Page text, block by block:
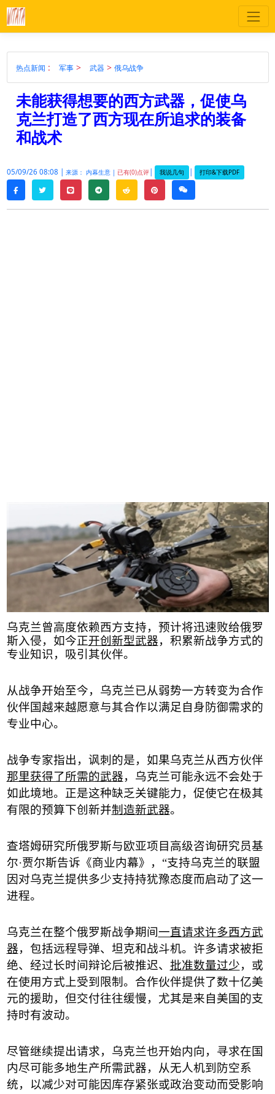
热点新闻 : 军事> 武器 > 俄乌战争
未能获得想要的西方武器，促使乌
克兰打造了西方现在所追求的装备
和战术
05/09/26 08:08 | 来源： 内幕生意 | 已有(0)点评| 我说几句 | 打印&下载PDF
facebooktwitterline telegramreddit pinterestweixin
乌克兰曾高度依赖西方支持，预计将迅速败给俄罗
斯入侵，如今正开创新型武器，积累新战争方式的
专业知识，吸引其伙伴。
从战争开始至今，乌克兰已从弱势一方转变为合作
伙伴国越来越愿意与其合作以满足自身防御需求的
专业中心。
战争专家指出，讽刺的是，如果乌克兰从西方伙伴
那里获得了所需的武器，乌克兰可能永远不会处于
如此境地。正是这种缺乏关键能力，促使它在极其
有限的预算下创新并制造新武器。
查塔姆研究所俄罗斯与欧亚项目高级咨询研究员基
尔·贾尔斯告诉《商业内幕》， “支持乌克兰的联盟
因对乌克兰提供多少支持持犹豫态度而启动了这一
进程。
乌克兰在整个俄罗斯战争期间一直请求许多西方武
器，包括远程导弹、坦克和战斗机。许多请求被拒
绝、经过长时间辩论后被推迟、 批准数量过少，或
在使用方式上受到限制。合作伙伴提供了数十亿美
元的援助，但交付往往缓慢，尤其是来自美国的支
持时有波动。
尽管继续提出请求，乌克兰也开始内向，寻求在国
内尽可能多地生产所需武器，从无人机到防空系
统，以减少对可能因库存紧张或政治变动而受影响